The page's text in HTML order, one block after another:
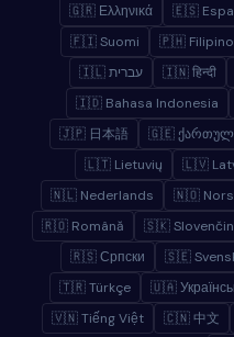
🇬🇷 Ελληνικά
🇪🇸
🇫🇮 Suomi
🇵🇭 Filipino
🇮🇱 עברית
🇮🇳 हिन्दी
🇮🇩 Bahasa Indonesia
🇯🇵 日本語
🇬🇪
🇱🇹 Lietuvių
🇱🇻
🇳🇱 Nederlands
🇳🇴
🇷🇴 Română
🇸🇰
🇷🇸 Српски
🇸🇪
🇹🇷 Türkçe
🇺🇦
🇻🇳 Tiếng Việt
🇨🇳 中文